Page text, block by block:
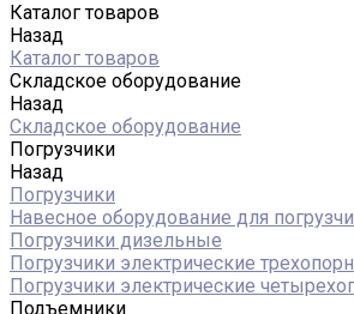
Каталог товаров
Назад
Каталог товаров
Складское оборудование
Назад
Складское оборудование
Погрузчики
Назад
Погрузчики
Навесное оборудование для
Погрузчики дизельные
Погрузчики электрические
Погрузчики электрические
Подъемники